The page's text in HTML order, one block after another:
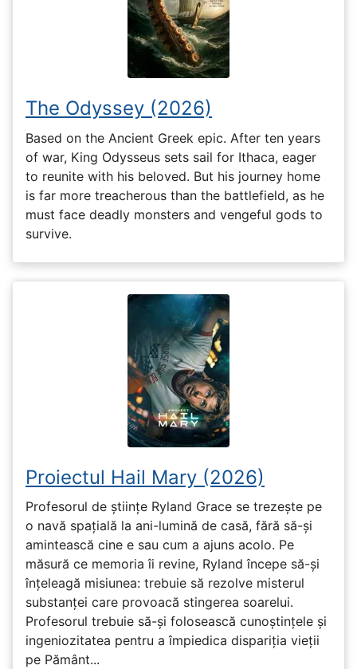
The Odyssey (2026)
Based on the Ancient Greek epic. After ten years
of war, King Odysseus sets sail for Ithaca, eager
to reunite with his beloved. But his journey home
is far more treacherous than the battlefield, as he
must face deadly monsters and vengeful gods to
survive.
Proiectul Hail Mary (2026)
Profesorul de științe Ryland Grace se trezește pe
o navă spațială la ani-lumină de casă, fără să-și
amintească cine e sau cum a ajuns acolo. Pe
măsură ce memoria îi revine, Ryland începe să-și
înțeleagă misiunea: trebuie să rezolve misterul
substanței care provoacă stingerea soarelui.
Profesorul trebuie să-și folosească cunoștințele și
ingeniozitatea pentru a împiedica dispariția vieții
pe Pământ...